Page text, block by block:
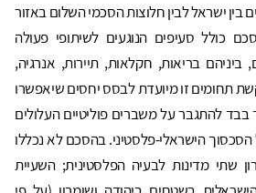
בין ישראל לבין חלוצות הסכמי השלום באזור
כולל סעיפים הנוגעים לשיתופי פעולה
ביניהם בריאות, חקלאות, תיירות, אנרגיה,
תחומים זו מיועדת לבסס יחסים שיאפשרו
בבד להתגבר על משברים פוליטיים העלולים
הסכסוך הישראלי-פלסטיני. בהסכם לא נכללו
שתי מדינות לבעיה הפלסטינית; השעיית